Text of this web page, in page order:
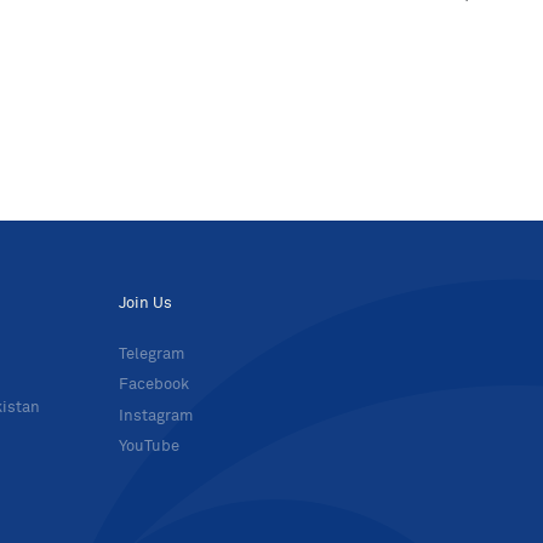
Join Us
Telegram
Facebook
Instagram
YouTube